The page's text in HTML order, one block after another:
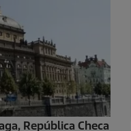
República Checa